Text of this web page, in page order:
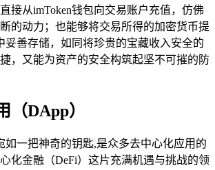
接从imToken钱包向交易账户充值，仿佛
的动力；也能够将交易所得的加密货币提
妥善存储，如同将珍贵的宝藏收入安全的
，又能为资产的安全构筑起坚不可摧的防
（DApp）
如一把神奇的钥匙,是众多去中心化应用的
化金融（DeFi）这片充满机遇与挑战的领